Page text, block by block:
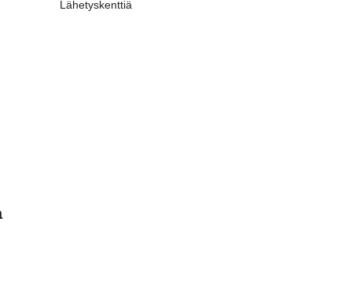
Lähetyskenttiä